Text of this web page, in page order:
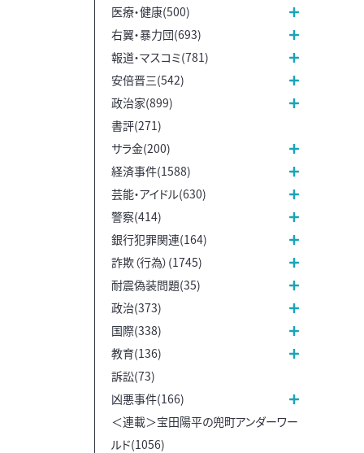
医療・健康(500)
右翼・暴力団(693)
報道・マスコミ(781)
安倍晋三(542)
政治家(899)
書評(271)
サラ金(200)
経済事件(1588)
芸能・アイドル(630)
警察(414)
銀行犯罪関連(164)
詐欺（行為）(1745)
耐震偽装問題(35)
政治(373)
国際(338)
教育(136)
訴訟(73)
凶悪事件(166)
＜連載＞宝田陽平の兜町アンダーワー
ルド(1056)